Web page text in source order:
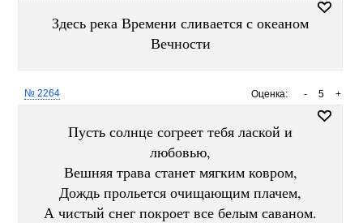
Здесь река Времени сливается с океаном
Вечности
Оценка: +
5
-
№ 2264
Пусть солнце согреет тебя лаской и
любовью,
Вешняя трава станет мягким ковром,
Дождь прольется очищающим плачем,
А чистый снег покроет все белым саваном.